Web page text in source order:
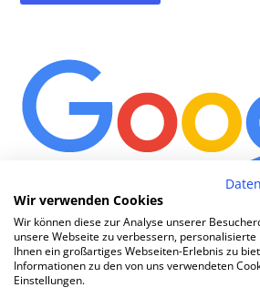
Wie komme
TOP SEO DURCH DYNAMISCHE
Wir verwenden Cookies
Wir können diese zur Analyse unserer
unsere Webseite zu verbessern,
Ihnen ein großartiges Webseiten-Erlebnis zu
Informationen zu den von uns verwendeten
Einstellungen.